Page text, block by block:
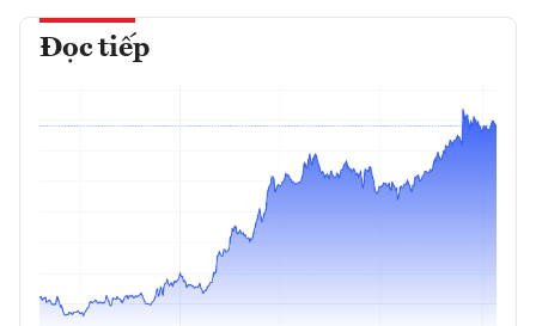
Đọc tiếp